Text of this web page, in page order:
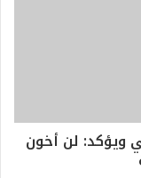
ويؤكد: لن أخون